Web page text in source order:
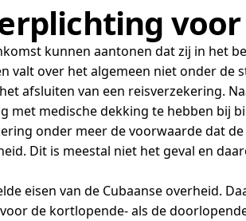
voor
kunnen aantonen dat zij in het
valt over het algemeen niet onder
afsluiten van een reisverzekering.
met medische dekking te hebben bij
onder meer de voorwaarde dat
Dit is meestal niet het geval en
eisen van de Cubaanse overheid.
de kortlopende- als de